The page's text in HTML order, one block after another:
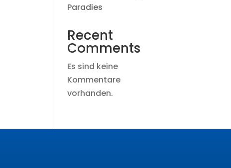
Paradies
Recent
Comments
Es sind keine
Kommentare
vorhanden.